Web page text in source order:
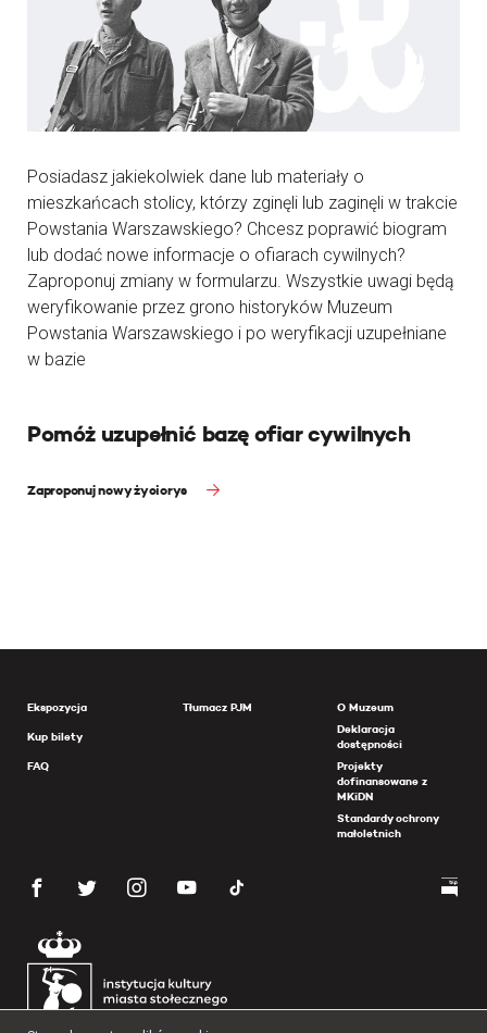
Posiadasz jakiekolwiek dane lub materiały o
mieszkańcach stolicy, którzy zginęli lub zaginęli w trakcie
Powstania Warszawskiego? Chcesz poprawić biogram
lub dodać nowe informacje o ofiarach cywilnych?
Zaproponuj zmiany w formularzu. Wszystkie uwagi będą
weryfikowanie przez grono historyków Muzeum
Powstania Warszawskiego i po weryfikacji uzupełniane
w bazie
Pomóż uzupełnić bazę ofiar cywilnych
Zaproponuj nowy życiorys
Ekspozycja
Kup bilety
FAQ
Tłumacz PJM
O Muzeum
Deklaracja
dostępności
Projekty
dofinansowane z
MKiDN
Standardy ochrony
małoletnich